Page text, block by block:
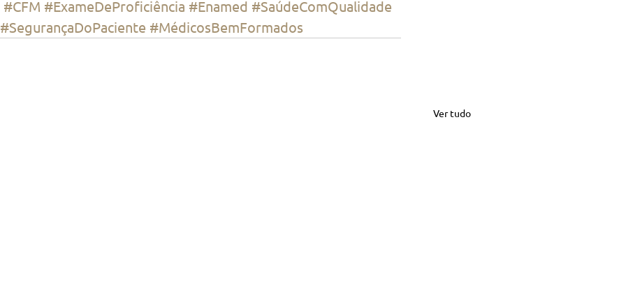
#CFM #ExameDeProficiência #Enamed #SaúdeComQualidade
#SegurançaDoPaciente #MédicosBemFormados
Ver tudo